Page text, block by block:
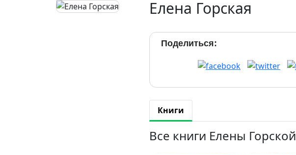
Елена Горская
Поделиться:
Книги
Все книги Елены Горской